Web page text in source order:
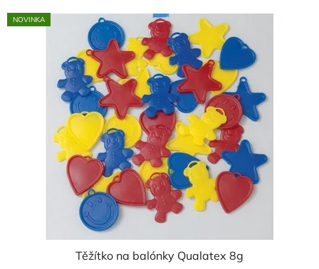
p
V
ý
NOVINKA
Těžítko na balónky Qualatex 8g